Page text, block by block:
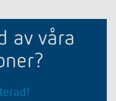
av våra